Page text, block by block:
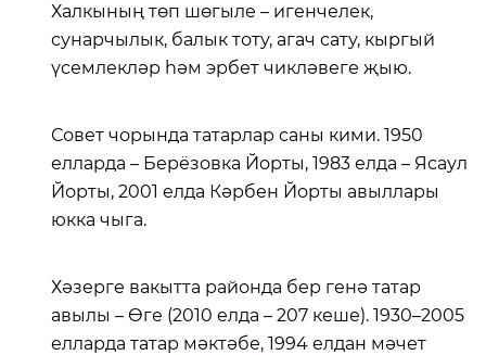
Халкының төп шөгыле – игенчелек,
сунарчылык, балык тоту, агач сату, кыргый
үсемлекләр һәм эрбет чикләвеге җыю.
Совет чорында татарлар саны кими. 1950
елларда – Берёзовка Йорты, 1983 елда – Ясаул
Йорты, 2001 елда Кәрбен Йорты авыллары
юкка чыга.
Хәзерге вакытта районда бер генә татар
авылы – Өге (2010 елда – 207 кеше). 1930–2005
елларда татар мәктәбе, 1994 елдан мәчет